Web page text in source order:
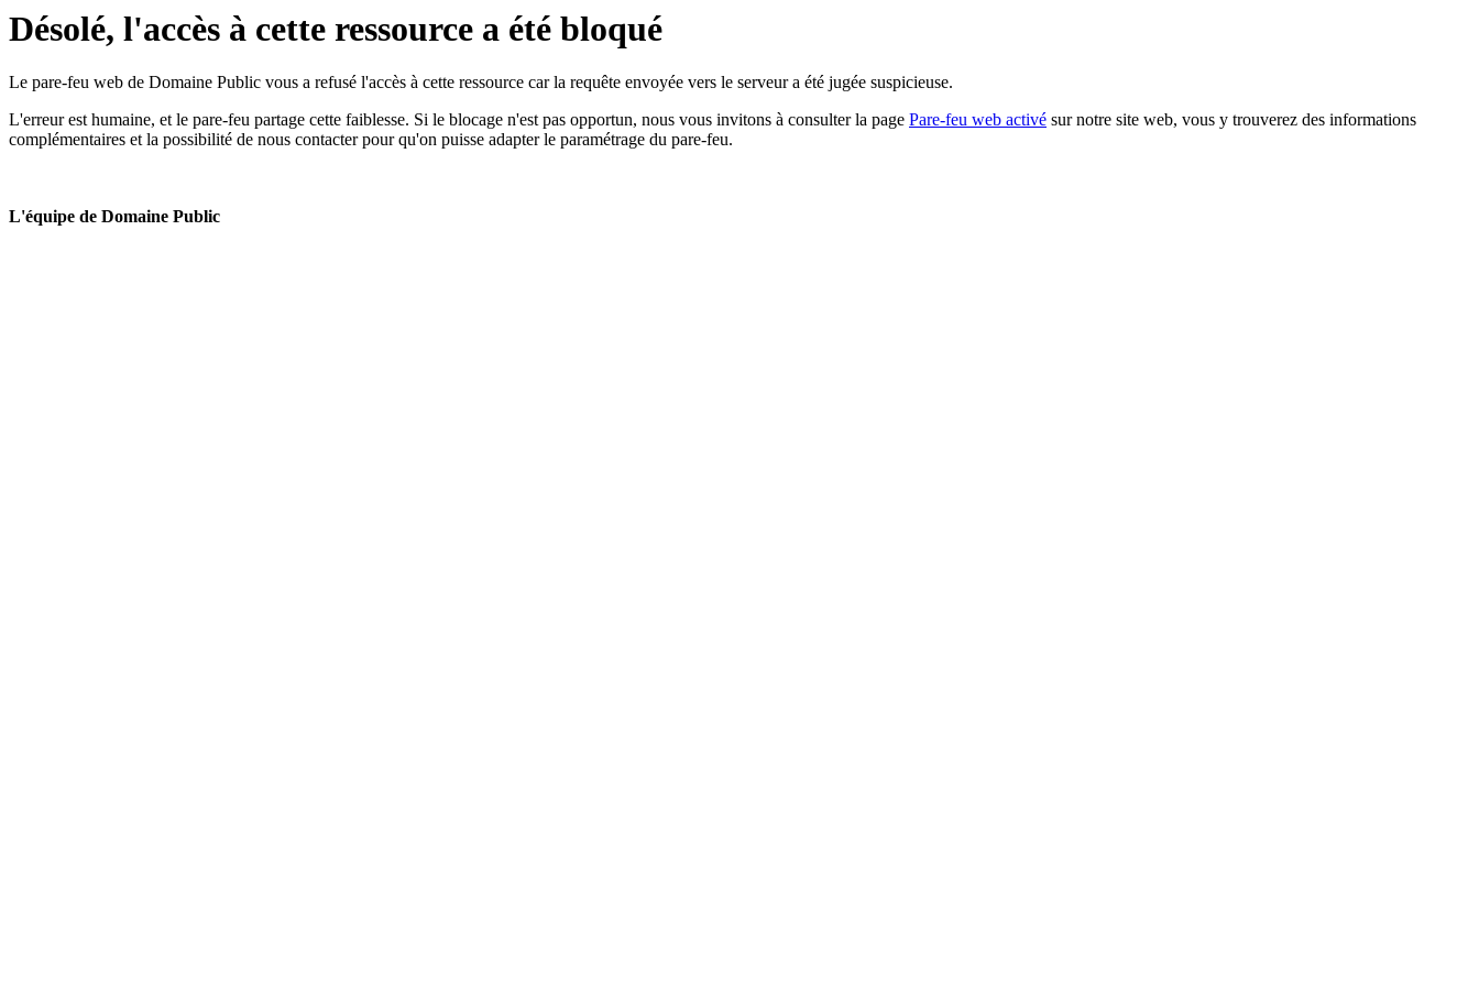
Désolé, l'accès à cette ressource a été bloqué
Le pare-feu web de Domaine Public vous a refusé l'accès à cette ressource car la requête envoyée vers le serveur a été jugée suspicieuse.
L'erreur est humaine, et le pare-feu partage cette faiblesse. Si le blocage n'est pas opportun, nous vous invitons à consulter la page Pare-feu web activé sur notre site web, vous y trouverez des informations
complémentaires et la possibilité de nous contacter pour qu'on puisse adapter le paramétrage du pare-feu.
L'équipe de Domaine Public